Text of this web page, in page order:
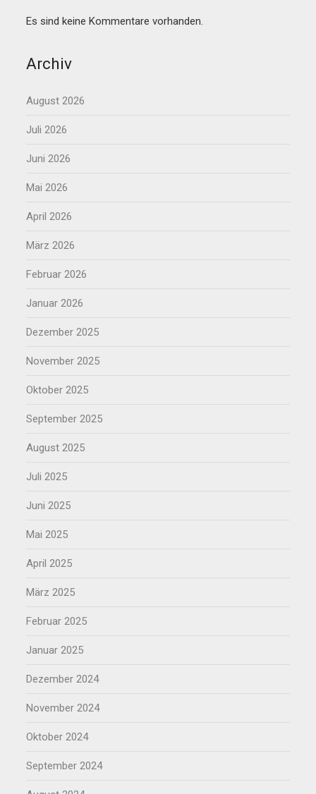
Es sind keine Kommentare vorhanden.
Archiv
August 2026
Juli 2026
Juni 2026
Mai 2026
April 2026
März 2026
Februar 2026
Januar 2026
Dezember 2025
November 2025
Oktober 2025
September 2025
August 2025
Juli 2025
Juni 2025
Mai 2025
April 2025
März 2025
Februar 2025
Januar 2025
Dezember 2024
November 2024
Oktober 2024
September 2024